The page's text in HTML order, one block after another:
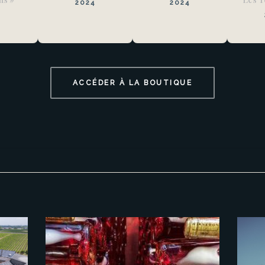
2024 2024
ACCÉDER À LA BOUTIQUE